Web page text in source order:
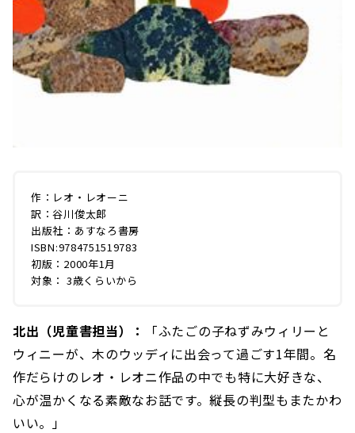
作：レオ・レオーニ
訳：谷川俊太郎
出版社：あすなろ書房
ISBN:9784751519783
初版：2000年1月
対象： 3歳くらいから
北出（児童書担当）：
「ふたごの子ねずみウィリーと
ウィニーが、木のウッディに出会って過ごす1年間。名
作だらけのレオ・レオニ作品の中でも特に大好きな、
心が温かくなる素敵なお話です。縦長の判型もまたかわ
いい。」